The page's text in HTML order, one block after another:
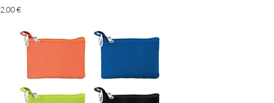
Preço
2,00 €